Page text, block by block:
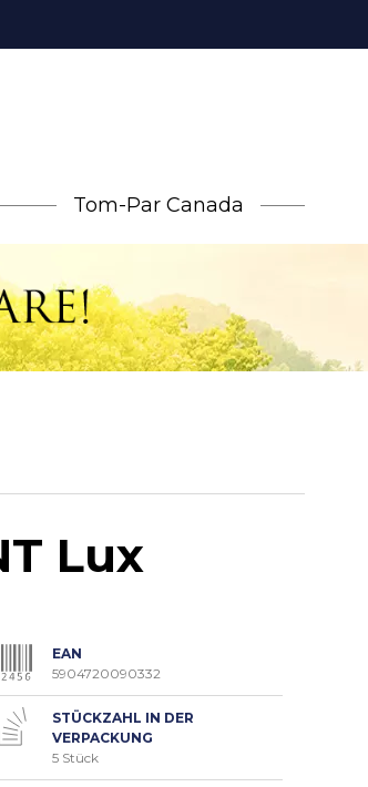
Tom-Par Canada
Lux
EAN
5904720090332
STÜCKZAHL IN DER
VERPACKUNG
5 Stück